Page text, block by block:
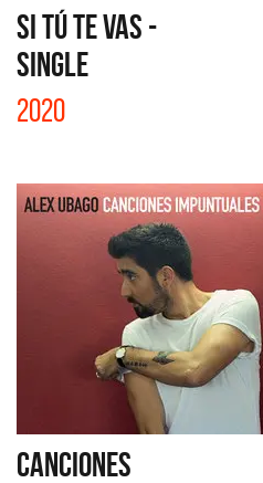
SI TÚ TE VAS -
SINGLE
2020
CANCIONES